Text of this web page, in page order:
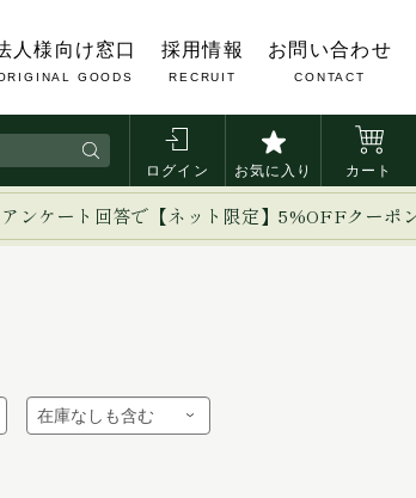
ログイン お気に入り カート
人様向け窓口
GOODS
採用情報
RECRUIT
お問い合わせ
CONTACT
アンケート回答で【ネット限定】5%OFFクーポ